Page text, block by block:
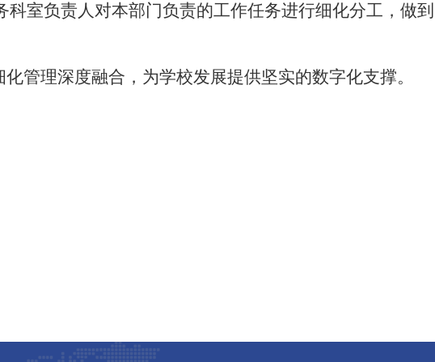
科室负责人对本部门负责的工作任务进行细化分工，做到
管理深度融合，为学校发展提供坚实的数字化支撑。